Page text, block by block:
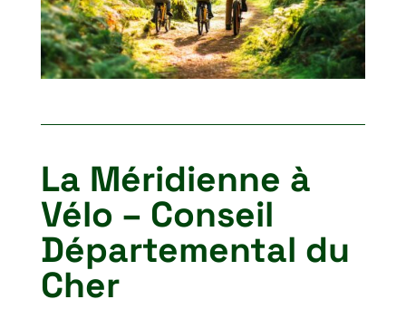
La Méridienne à
Vélo – Conseil
Départemental du
Cher